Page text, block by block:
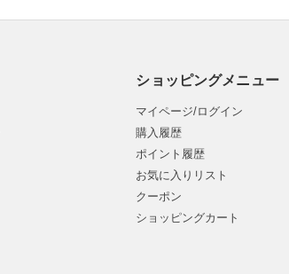
ショッピングメニュー
マイページ/ログイン
購入履歴
ポイント履歴
お気に入りリスト
クーポン
ショッピングカート